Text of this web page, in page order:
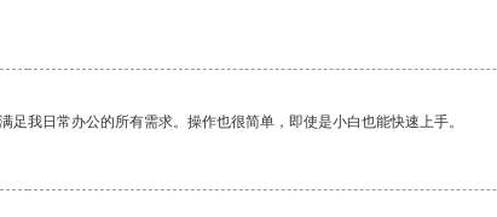
我日常办公的所有需求。操作也很简单，即使是小白也能快速上手。